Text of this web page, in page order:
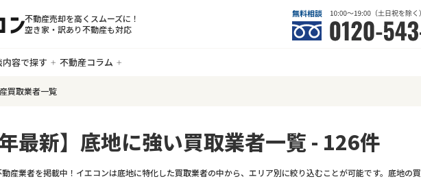
不動産売却を高くスムーズに！
空き家・訳あり不動産も対応
内容で探す 不動産コラム
買取業者一覧
最新】底地に強い買取業者一覧 - 126件
産業者を掲載中！イエコンは底地に特化した買取業者の中から、エリア別に絞り込むことが可能です。底地の買